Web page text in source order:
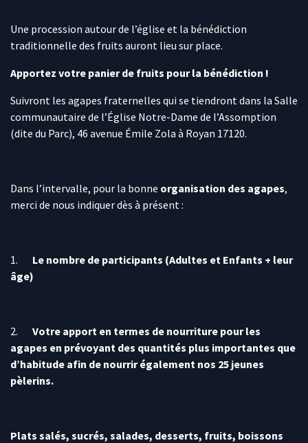
Une procession autour de l’église et la bénédiction
traditionnelle des fruits auront lieu sur place.
Apportez votre panier de fruits pour la bénédiction !
Suivront les agapes fraternelles qui se tiendront dans la Salle
communautaire de l’Église Notre-Dame de l’Assomption
(dite du Parc), 46 avenue Émile Zola à Royan 17120.
Dans l’intervalle, pour la bonne organisation des agapes,
merci de nous indiquer dès à présent :
1. Le nombre de participants (Adultes et Enfants + leur
âge)
2. Votre apport en termes de nourriture pour les
agapes en prévoyant des quantités plus importantes que
d’habitude afin de nourrir également nos 25 jeunes
pèlerins.
Plats salés, sucrés, salades, desserts, fruits, boissons